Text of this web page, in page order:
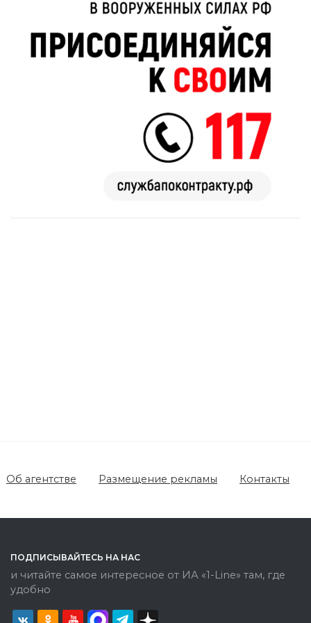
Об агентстве Размещение рекламы Контакты
ПОДПИСЫВАЙТЕСЬ НА НАС
и читайте самое интересное от ИА «1-Line» там, где
удобно